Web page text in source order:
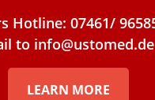
Hotline: 07461/
to info@ustomed.de
LEARN MORE